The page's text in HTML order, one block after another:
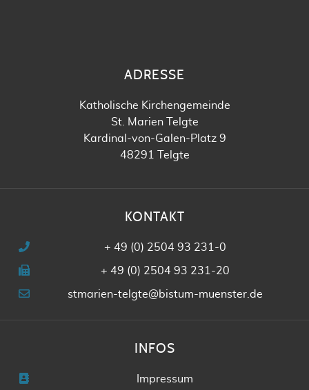
ADRESSE
Katholische Kirchengemeinde
St. Marien Telgte
Kardinal-von-Galen-Platz 9
48291 Telgte
KONTAKT
+ 49 (0) 2504 93 231-0
+ 49 (0) 2504 93 231-20
stmarien-telgte@bistum-muenster.de
INFOS
Impressum